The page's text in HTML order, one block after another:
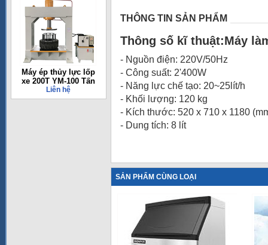
Máy ép thủy lực lốp
xe 200T YM-100 Tấn
Liên hệ
THÔNG TIN SẢN PHẨM
Thông số kĩ thuật:Máy
- Nguồn điện: 220V/50Hz
- Công suất: 2'400W
- Năng lực chế tạo: 20~25lít/h
- Khối lượng: 120 kg
- Kích thước: 520 x 710 x 1180
- Dung tích: 8 lít
SẢN PHẨM CÙNG LOẠI